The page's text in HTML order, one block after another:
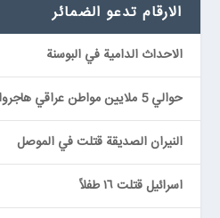
الارقام تدعو الضمائر
الاحداث الدامية في البوسنة
حوالي 5 ملايين مواطن عراقي هاجروا
النيران الصديقة قتلت في الموصل
اسرائيل قتلت ١٦ طفلاً